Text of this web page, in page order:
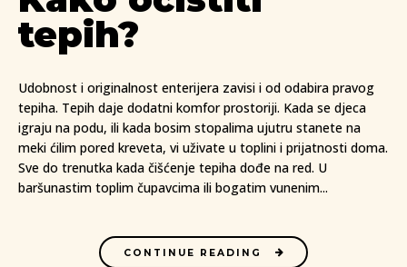
tepih?
Udobnost i originalnost enterijera zavisi i od odabira pravog
tepiha. Tepih daje dodatni komfor prostoriji. Kada se djeca
igraju na podu, ili kada bosim stopalima ujutru stanete na
meki ćilim pored kreveta, vi uživate u toplini i prijatnosti doma.
Sve do trenutka kada čišćenje tepiha dođe na red. U
baršunastim toplim čupavcima ili bogatim vunenim...
CONTINUE READING